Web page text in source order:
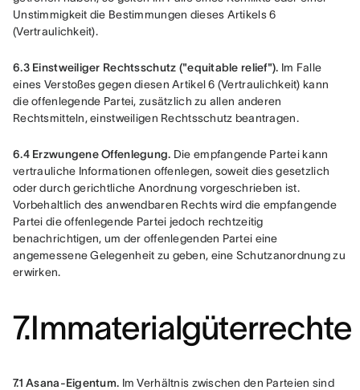
Unstimmigkeit die Bestimmungen dieses Artikels 6
(Vertraulichkeit).
6.3 Einstweiliger Rechtsschutz ("equitable relief"). Im Falle
eines Verstoßes gegen diesen Artikel 6 (Vertraulichkeit) kann
die offenlegende Partei, zusätzlich zu allen anderen
Rechtsmitteln, einstweiligen Rechtsschutz beantragen.
6.4 Erzwungene Offenlegung. Die empfangende Partei kann
vertrauliche Informationen offenlegen, soweit dies gesetzlich
oder durch gerichtliche Anordnung vorgeschrieben ist.
Vorbehaltlich des anwendbaren Rechts wird die empfangende
Partei die offenlegende Partei jedoch rechtzeitig
benachrichtigen, um der offenlegenden Partei eine
angemessene Gelegenheit zu geben, eine Schutzanordnung zu
erwirken.
7.Immaterialgüterrechte
7.1 Asana-Eigentum. Im Verhältnis zwischen den Parteien sind